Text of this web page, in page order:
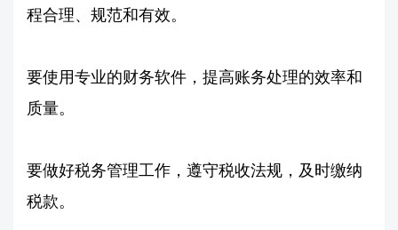
程合理、规范和有效。
要使用专业的财务软件，提高账务处理的效率和
质量。
要做好税务管理工作，遵守税收法规，及时缴纳
税款。